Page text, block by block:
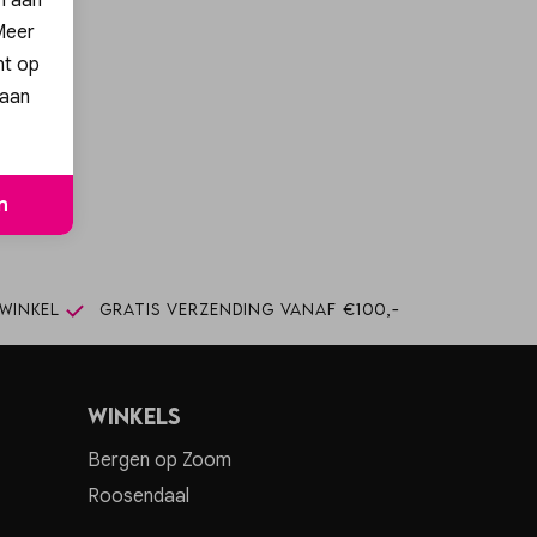
Gratis verzending vanaf €100,-
Winkels
Bergen op Zoom
Roosendaal
op